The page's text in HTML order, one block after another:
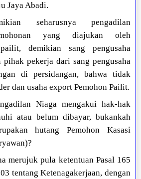
Jaya Abadi.
seharusnya pengadilan
yang diajukan oleh
demikian sang pengusaha
pihak pekerja dari sang pengusaha
di persidangan, bahwa tidak
dan usaha export Pemohon Pailit.
Niaga mengakui hak-hak
atau belum dibayar, bukankah
hutang Pemohon Kasasi
merujuk pula ketentuan Pasal 165
tentang Ketenagakerjaan, dengan